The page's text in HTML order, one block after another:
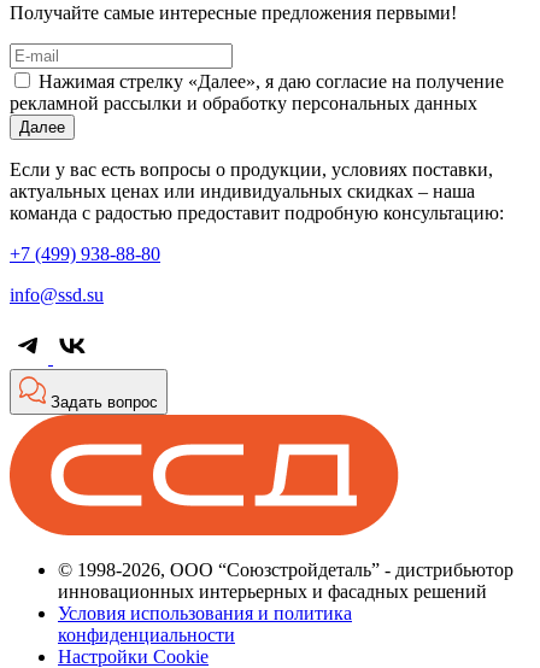
Получайте самые интересные предложения первыми!
Нажимая стрелку «Далее», я даю согласие на получение
рекламной рассылки и обработку персональных данных
Далее
Если у вас есть вопросы о продукции, условиях поставки,
актуальных ценах или индивидуальных скидках – наша
команда с радостью предоставит подробную консультацию:
+7 (499) 938-88-80
info@ssd.su
Задать вопрос
© 1998-2026, ООО “Союзстройдеталь” - дистрибьютор
инновационных интерьерных и фасадных решений
Условия использования и политика
конфиденциальности
Настройки Cookie